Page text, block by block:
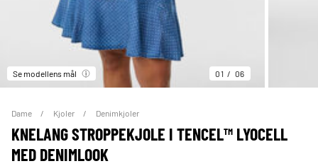
Se modellens mål 01 06
Dame Kjoler Denimkjoler
KNELANG STROPPEKJOLE I TENCEL™ LYOCELL
MED DENIMLOOK